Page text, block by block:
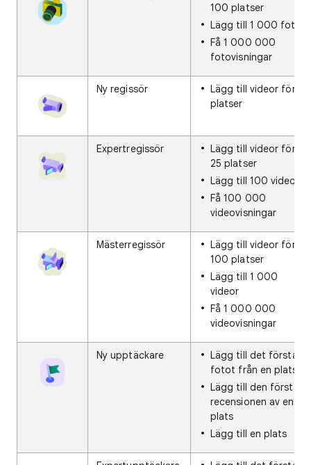
100 platser
Lägg till 1 000 foton
Få 1 000 000
fotovisningar
Ny regissör
Lägg till videor för 3
platser
Expertregissör
Lägg till videor för
25 platser
Lägg till 100 videor
Få 100 000
videovisningar
Mästerregissör
Lägg till videor för
100 platser
Lägg till 1 000
videor
Få 1 000 000
videovisningar
Ny upptäckare
Lägg till det första
fotot från en plats
Lägg till den första
recensionen av en
plats
Lägg till en plats